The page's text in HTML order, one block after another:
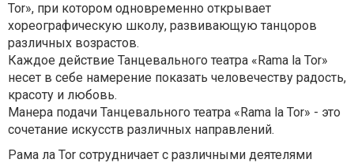
Tor», при котором одновременно открывает
хореографическую школу, развивающую танцоров
различных возрастов.
Каждое действие Танцевального театра «Rama la Tor»
несет в себе намерение показать человечеству радость,
красоту и любовь.
Манера подачи Танцевального театра «Rama la Tor» - это
сочетание искусств различных направлений.
Рама ла Тоr сотрудничает с различными деятелями